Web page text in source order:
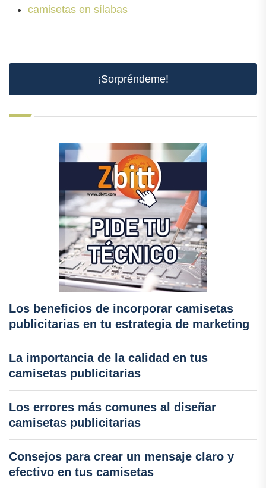
camisetas en sílabas
¡Sorpréndeme!
Los beneficios de incorporar camisetas
publicitarias en tu estrategia de marketing
La importancia de la calidad en tus
camisetas publicitarias
Los errores más comunes al diseñar
camisetas publicitarias
Consejos para crear un mensaje claro y
efectivo en tus camisetas